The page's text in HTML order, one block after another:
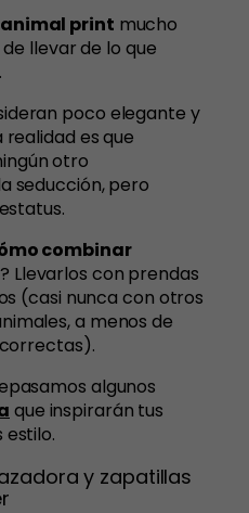
print mucho
llevar de lo que
poco elegante y
es que
otro
seducción, pero
combinar
? Llevarlos con prendas
(casi nunca con otros
a menos de
algunos
que inspirarán tus
y zapatillas